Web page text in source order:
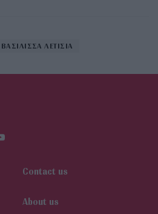
ΒΑΣΙΛΙΣΣΑ ΛΕΤΙΣΙΑ
Contact us
About us